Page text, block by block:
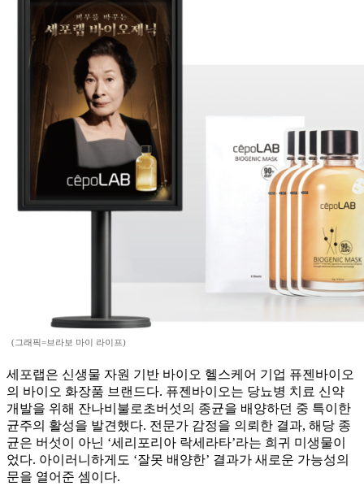
(그래픽=브라보 마이 라이프)
세포랩은 신생물 자원 기반 바이오 헬스케어 기업 퓨젠바이오
의 바이오 화장품 브랜드다. 퓨젠바이오는 당뇨병 치료 신약
개발을 위해 잔나비불로초버섯의 종균을 배양하던 중 특이한
균주의 활성을 발견했다. 전문가 감정을 의뢰한 결과, 해당 종
균은 버섯이 아닌 ‘세리포리아 락세라타’라는 희귀 미생물이
었다. 아이러니하게도 ‘잘못 배양한’ 결과가 새로운 가능성의
문을 열어준 셈이다.